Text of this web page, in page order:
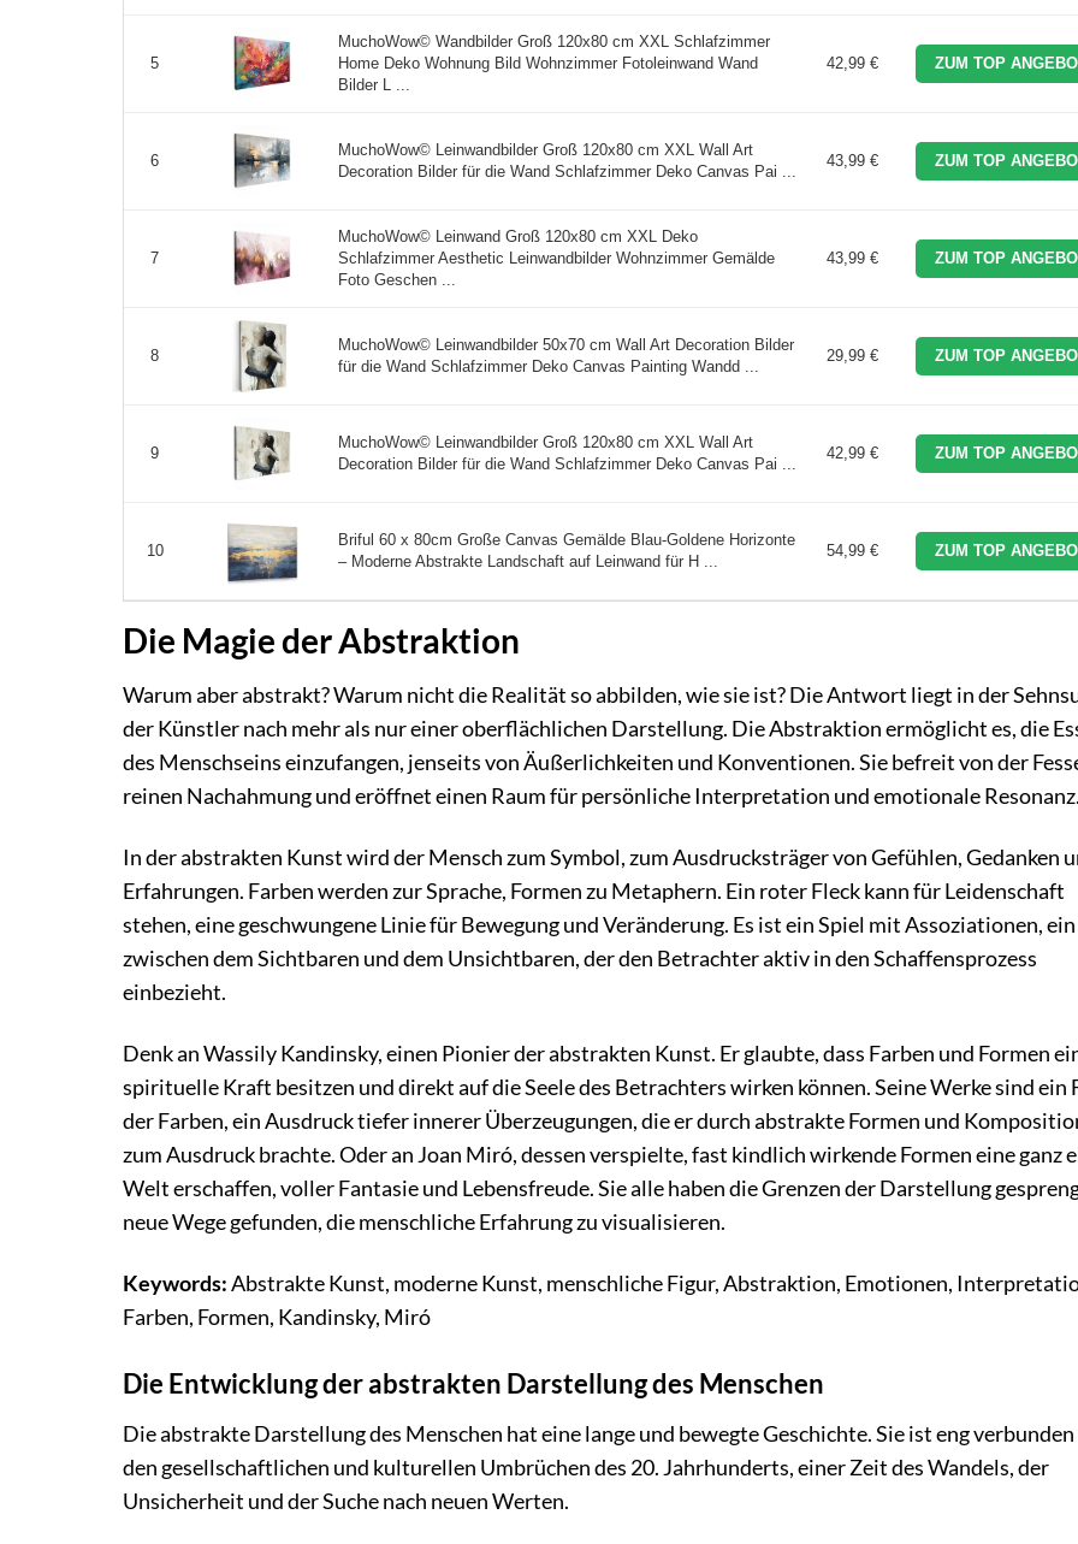
5
MuchoWow© Wandbilder Groß 120x80 cm XXL Schlafzimmer
Home Deko Wohnung Bild Wohnzimmer Fotoleinwand Wand
Bilder L ...
42,99 € ZUM TOP
6
MuchoWow© Leinwandbilder Groß 120x80 cm XXL Wall Art
Decoration Bilder für die Wand Schlafzimmer Deko Canvas Pai ...
43,99 € ZUM TOP
7
MuchoWow© Leinwand Groß 120x80 cm XXL Deko
Schlafzimmer Aesthetic Leinwandbilder Wohnzimmer Gemälde
Foto Geschen ...
43,99 € ZUM TOP
8
MuchoWow© Leinwandbilder 50x70 cm Wall Art Decoration Bilder
für die Wand Schlafzimmer Deko Canvas Painting Wandd ...
29,99 € ZUM TOP
9
MuchoWow© Leinwandbilder Groß 120x80 cm XXL Wall Art
Decoration Bilder für die Wand Schlafzimmer Deko Canvas Pai ...
42,99 € ZUM TOP
10
Briful 60 x 80cm Große Canvas Gemälde Blau-Goldene Horizonte
– Moderne Abstrakte Landschaft auf Leinwand für H ...
54,99 € ZUM TOP
Die Magie der Abstraktion
Warum aber abstrakt? Warum nicht die Realität so abbilden, wie sie ist? Die Antwort liegt in der
der Künstler nach mehr als nur einer oberflächlichen Darstellung. Die Abstraktion ermöglicht es, die
des Menschseins einzufangen, jenseits von Äußerlichkeiten und Konventionen. Sie befreit von der
reinen Nachahmung und eröffnet einen Raum für persönliche Interpretation und emotionale Resonanz.
In der abstrakten Kunst wird der Mensch zum Symbol, zum Ausdrucksträger von Gefühlen, Gedanken
Erfahrungen. Farben werden zur Sprache, Formen zu Metaphern. Ein roter Fleck kann für Leidenschaft
stehen, eine geschwungene Linie für Bewegung und Veränderung. Es ist ein Spiel mit Assoziationen, ein
zwischen dem Sichtbaren und dem Unsichtbaren, der den Betrachter aktiv in den Schaffensprozess
einbezieht.
Denk an Wassily Kandinsky, einen Pionier der abstrakten Kunst. Er glaubte, dass Farben und Formen
spirituelle Kraft besitzen und direkt auf die Seele des Betrachters wirken können. Seine Werke sind ein
der Farben, ein Ausdruck tiefer innerer Überzeugungen, die er durch abstrakte Formen und
zum Ausdruck brachte. Oder an Joan Miró, dessen verspielte, fast kindlich wirkende Formen eine ganz
Welt erschaffen, voller Fantasie und Lebensfreude. Sie alle haben die Grenzen der Darstellung
neue Wege gefunden, die menschliche Erfahrung zu visualisieren.
Keywords:Abstrakte Kunst, moderne Kunst, menschliche Figur, Abstraktion, Emotionen,
Farben, Formen, Kandinsky, Miró
Die Entwicklung der abstrakten Darstellung des Menschen
Die abstrakte Darstellung des Menschen hat eine lange und bewegte Geschichte. Sie ist eng
den gesellschaftlichen und kulturellen Umbrüchen des 20. Jahrhunderts, einer Zeit des Wandels, der
Unsicherheit und der Suche nach neuen Werten.